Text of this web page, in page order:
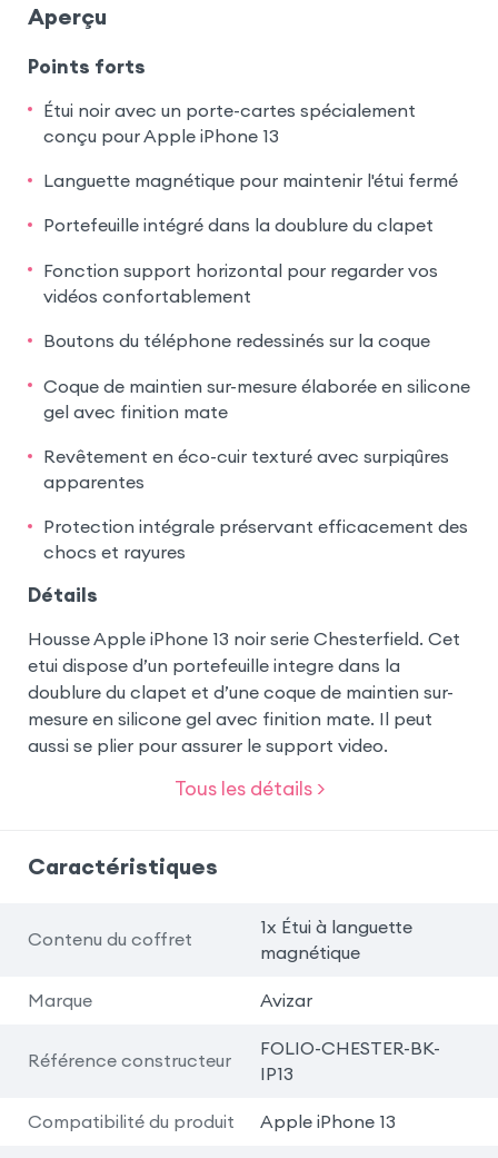
Aperçu
Points forts
Étui noir avec un porte-cartes spécialement
conçu pour Apple iPhone 13
Languette magnétique pour maintenir l'étui fermé
Portefeuille intégré dans la doublure du clapet
Fonction support horizontal pour regarder vos
vidéos confortablement
Boutons du téléphone redessinés sur la coque
Coque de maintien sur-mesure élaborée en silicone
gel avec finition mate
Revêtement en éco-cuir texturé avec surpiqûres
apparentes
Protection intégrale préservant efficacement des
chocs et rayures
Détails
Housse Apple iPhone 13 noir serie Chesterfield. Cet
etui dispose d’un portefeuille integre dans la
doublure du clapet et d’une coque de maintien sur-
mesure en silicone gel avec finition mate. Il peut
aussi se plier pour assurer le support video.
Tous les détails >
Caractéristiques
Contenu du coffret
1x Étui à languette
magnétique
Marque Avizar
Référence constructeur
FOLIO-CHESTER-BK-
IP13
Compatibilité du produit Apple iPhone 13